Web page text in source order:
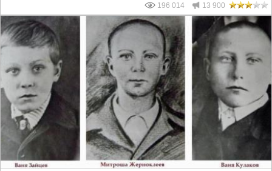
196 014 13 900